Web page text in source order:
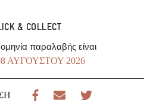
& COLLECT
παραλαβής είναι
ΑΥΓΟΎΣΤΟΥ 2026